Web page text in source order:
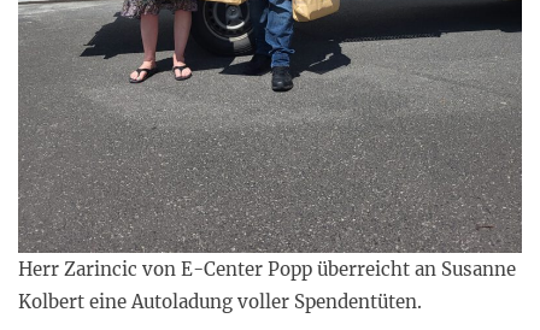
Herr Zarincic von E-Center Popp überreicht an Susanne
Kolbert eine Autoladung voller Spendentüten.